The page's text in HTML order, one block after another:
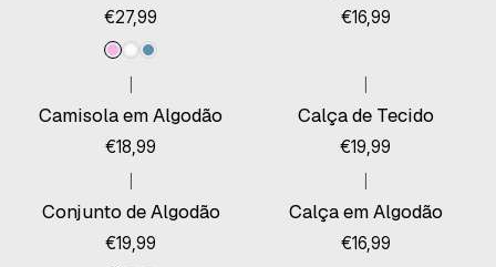
€27,99 €16,99
Camisola em Algodão
€18,99
Calça de Tecido
€19,99
Conjunto de Algodão
€19,99
Calça em Algodão
€16,99